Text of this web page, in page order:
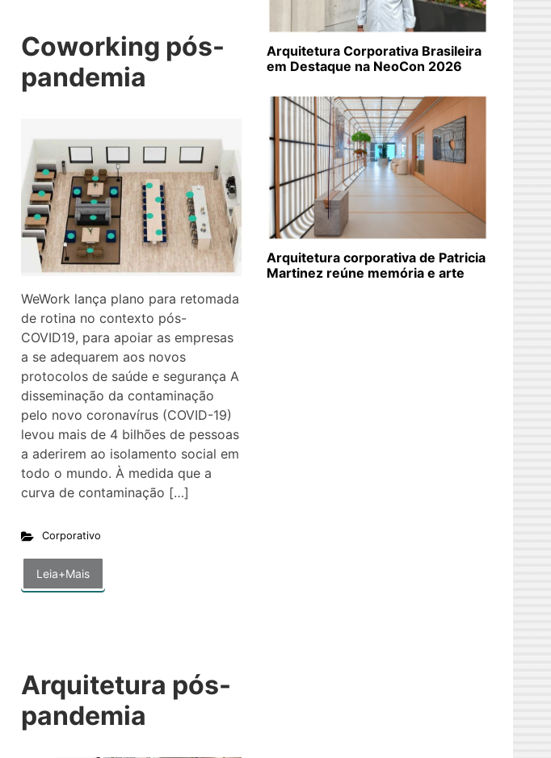
Coworking pós-
pandemia
WeWork lança plano para retomada
de rotina no contexto pós-
COVID19, para apoiar as empresas
a se adequarem aos novos
protocolos de saúde e segurança A
disseminação da contaminação
pelo novo coronavírus (COVID-19)
levou mais de 4 bilhões de pessoas
a aderirem ao isolamento social em
todo o mundo. À medida que a
curva de contaminação […]
Corporativo
Leia+Mais
Arquitetura pós-
pandemia
Arquitetura Corporativa Brasileira
em Destaque na NeoCon 2026
Arquitetura corporativa de Patricia
Martinez reúne memória e arte